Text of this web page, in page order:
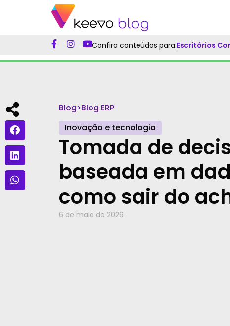
Confira conteúdos para:Escritórios
Blog>Blog ERP
Inovação e tecnologia
Tomada de
baseada em
como sair do
6 de maio de 2026